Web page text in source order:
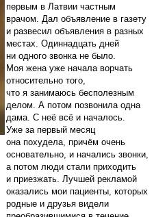
первым в Латвии частным
врачом. Дал объявление в газету
и развесил объявления в разных
местах. Одиннадцать дней
ни одного звонка не было.
Моя жена уже начала ворчать
относительно того,
что я занимаюсь бесполезным
делом. А потом позвонила одна
дама. С неё всё и началось.
Уже за первый месяц
она похудела, причём очень
основательно, и начались звонки,
а потом люди стали приходить
и приезжать. Лучшей рекламой
оказались мои пациенты, которых
родные и друзья видели